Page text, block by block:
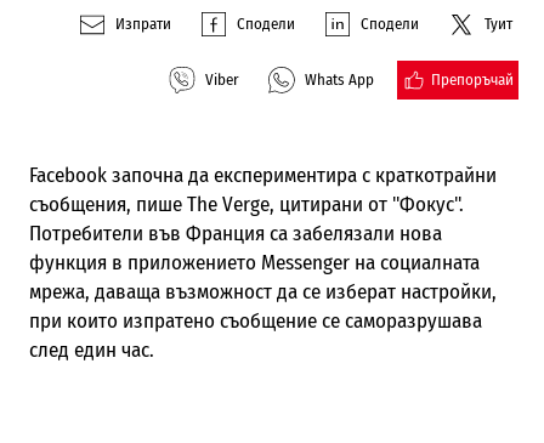
Изпрати Сподели Сподели Туит
Viber Whats App Препоръчай
Facebook започна да експериментира с краткотрайни
съобщения, пише The Verge, цитирани от "Фокус".
Потребители във Франция са забелязали нова
функция в приложението Messenger на социалната
мрежа, даваща възможност да се изберат настройки,
при които изпратено съобщение се саморазрушава
след един час.